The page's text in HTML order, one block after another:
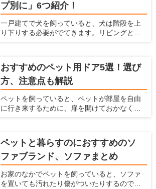
は、犬と飼い主のための住宅情報を提供して
いる愛犬家住宅が、犬用のステップの重要性
やその使い方を解説するとともに、おすすめ
のステップを紹介しようと思います。
プ別に」6つ紹介！
一戸建てで犬を飼っていると、犬は階段を上
り下りする必要がでてきます。リビングとは
ならないのです。 しかし、この階段の上り下
りは、犬にとって大きな危険をはらんでいま
す。早く対策をしておかないと、犬の体に大
きなダメージを与えることになってしまいま
す。 ここでは、犬が階段に入るのを防ぐ柵
と、階段が犬に及ぼすダメージやリスクを解
おすすめのペット用ドア5選！選び
方、注意点も解説
ペットを飼っていると、ペットが部屋を自由
に行き来するために、扉を開けておかなくて
トイレをおいている時には、部屋に臭いが
入ってきてしまいます。 かといって閉めてお
いても、ペットが移動したいという時に毎回
開け閉めしなくてはならず、面倒ですよね。
そんなときには、ペット用ドアを設置するの
がおすすめです。 ペット用ドアとは、通常の
ペットと暮らすのにおすすめのソ
ファブランド、ソファまとめ
お家のなかでペットを飼っていると、ソファ
を置いても汚れたり傷がついたりするのでソ